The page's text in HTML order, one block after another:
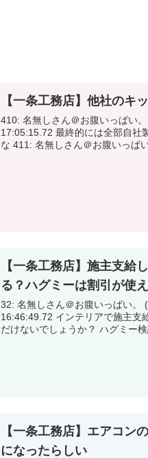
【一条工務店】他社のキ
410: 名無しさん＠お腹いっぱい。 (ﾌﾞｰｲﾓ
17:05:15.72 最終的には全部自社製にしてOEMもなくすつもりなんか
な 411: 名無しさん＠お腹いっぱ
【一条工務店】施主支給
る？ハグミーは割引が使
32: 名無しさん＠お腹いっぱい。 (ｱｳｱｳｴｰ
16:46:49.72 インテリアで施主支給を参考に理由も併せて教えていた
だけないでしょ
【一条工務店】エアコン
になったらしい